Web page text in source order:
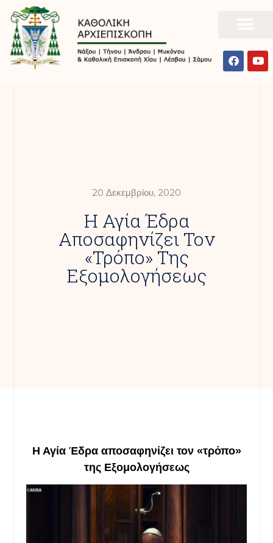
20 Δεκεμβρίου, 2020
Η Αγία Έδρα
Αποσαφηνίζει Τον
«τρόπο» Της
Εξομολογήσεως
Η Αγία Έδρα αποσαφηνίζει τον «τρόπο»
της Εξομολογήσεως